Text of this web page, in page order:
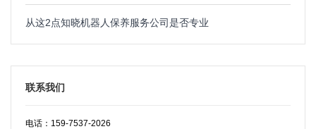
从这2点知晓机器人保养服务公司是否专业
联系我们
电话：159-7537-2026